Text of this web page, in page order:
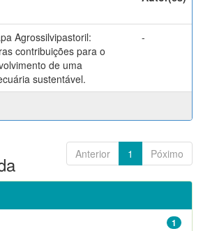
Agrossilvipastoril:
contribuições para o
de uma
sustentável.
-
Anterior 1 Póximo
1